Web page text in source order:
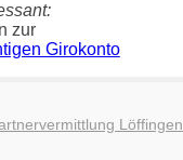
zur
Girokonto
Löffingen